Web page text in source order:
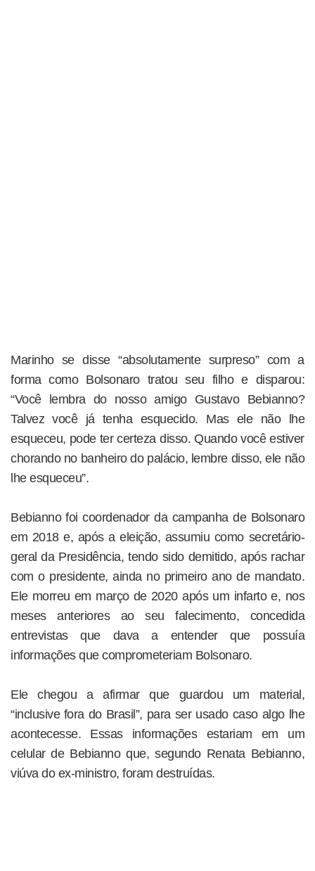
Marinho se disse “absolutamente surpreso” com a
forma como Bolsonaro tratou seu filho e disparou:
“Você lembra do nosso amigo Gustavo Bebianno?
Talvez você já tenha esquecido. Mas ele não lhe
esqueceu, pode ter certeza disso. Quando você estiver
chorando no banheiro do palácio, lembre disso, ele não
lhe esqueceu”.
Bebianno foi coordenador da campanha de Bolsonaro
em 2018 e, após a eleição, assumiu como secretário-
geral da Presidência, tendo sido demitido, após rachar
com o presidente, ainda no primeiro ano de mandato.
Ele morreu em março de 2020 após um infarto e, nos
meses anteriores ao seu falecimento, concedida
entrevistas que dava a entender que possuía
informações que comprometeriam Bolsonaro.
Ele chegou a afirmar que guardou um material,
“inclusive fora do Brasil”, para ser usado caso algo lhe
acontecesse. Essas informações estariam em um
celular de Bebianno que, segundo Renata Bebianno,
viúva do ex-ministro, foram destruídas.